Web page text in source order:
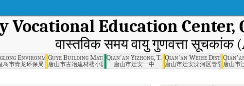
Vocational Education Center,
वास्तविक समय वायु गुणवत्ता सूचकांक
Environmental Protection Bureau, Qinhuangdao
岛市青龙环保局
Guye Building Materials Community, Tangshan
唐山市古冶建材楼小区
Qian'an Yizhong, Tangshan
唐山市迁安一中
Qian'an Weihe District
唐山市迁安滦河区管委会唐山市